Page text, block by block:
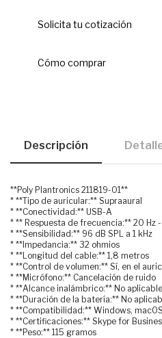
Solicita tu cotización
Cómo comprar
Descripción
**Poly Plantronics 211819-01**
* **Tipo de auricular:** Supraaural
* **Conectividad:** USB-A
* ** Respuesta de frecuencia:** 20 Hz
* **Sensibilidad:** 96 dB SPL a 1 kHz
* **Impedancia:** 32 ohmios
* **Longitud del cable:** 1,8 metros
* **Control de volumen:** Sí, en el
* **Micrófono:** Cancelación de ruido
* **Alcance inalámbrico:** No
* **Duración de la batería:** No
* **Compatibilidad:** Windows,
* **Certificaciones:** Skype for
* **Peso:** 115 gramos